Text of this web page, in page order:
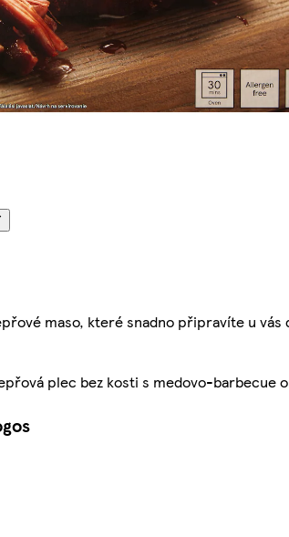
maso, které snadno připravíte u vás
plec bez kosti s medovo-barbecue